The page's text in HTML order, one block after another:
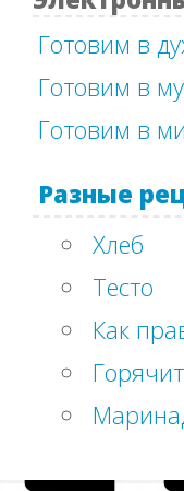
Готовим в
Готовим в
Готовим в
Разные
Хлеб
Тесто
Как